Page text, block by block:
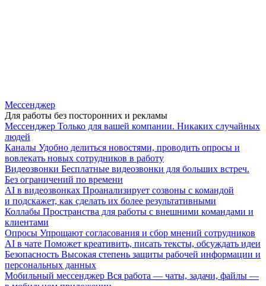
Мессенджер
Для работы без посторонних и рекламы
Мессенджер Только для вашей компании. Никаких случайных
людей
Каналы Удобно делиться новостями, проводить опросы и
вовлекать новых сотрудников в работу
Видеозвонки Бесплатные видеозвонки для больших встреч.
Без ограничений по времени
AI в видеозвонках Проанализирует созвоны с командой
и подскажет, как сделать их более результативными
Коллабы Пространства для работы с внешними командами и
клиентами
Опросы Упрощают согласования и сбор мнений сотрудников
AI в чате Поможет креативить, писать тексты, обсуждать идеи
Безопасность Высокая степень защиты рабочей информации и
персональных данных
Мобильный мессенджер Вся работа — чаты, задачи, файлы —